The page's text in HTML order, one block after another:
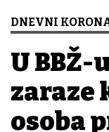
DNEVNI
U BBŽ-
zaraze
osoba